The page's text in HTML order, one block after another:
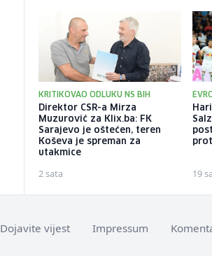
KRITIKOVAO ODLUKU NS BIH
Direktor CSR-a Mirza
Muzurović za Klix.ba: FK
Sarajevo je oštećen, teren
Koševa je spreman za
utakmice
2 sata 19
Dojavite vijest Impressum